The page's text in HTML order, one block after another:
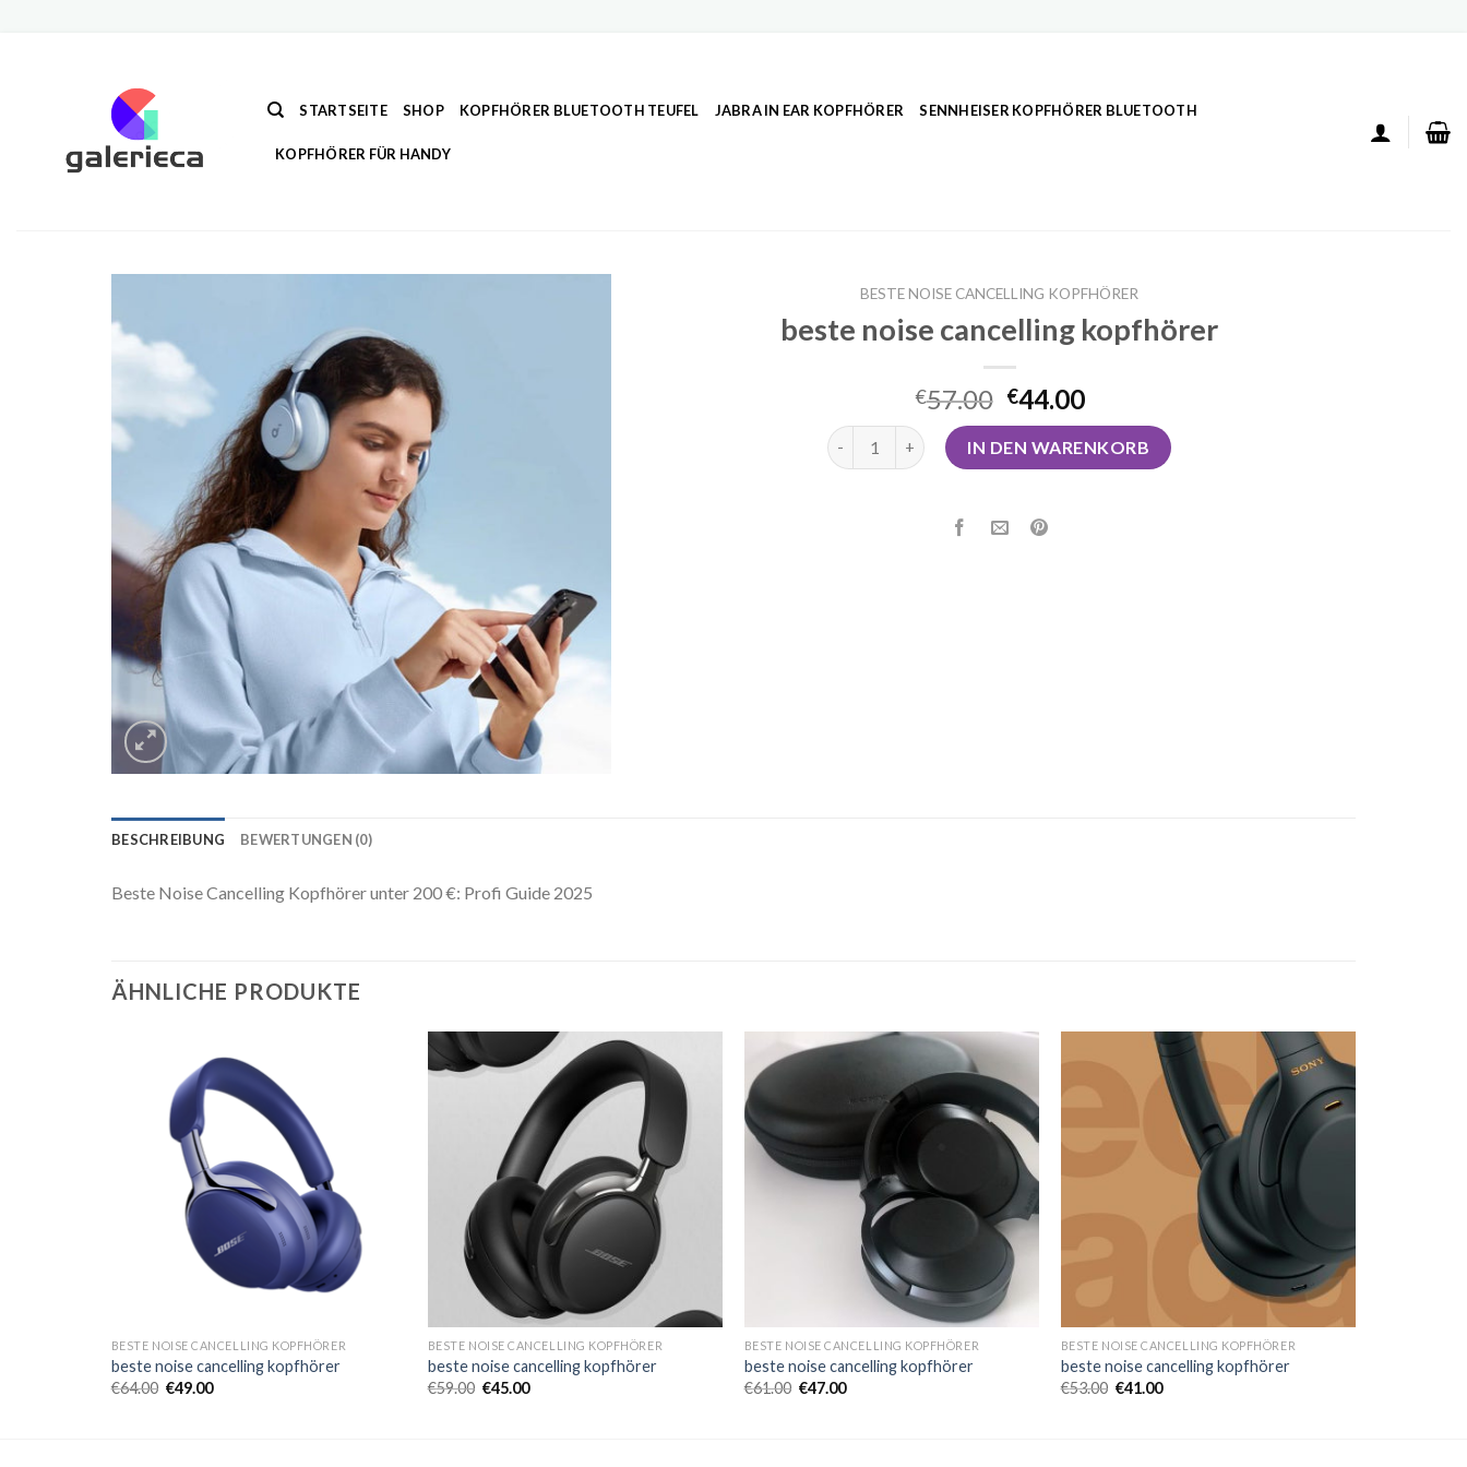
STARTSEITE SHOP KOPFHÖRER BLUETOOTH TEUFEL JABRA IN EAR KOPFHÖRER SENNHEISER KOPFHÖRER BLUETOOTH
KOPFHÖRER FÜR HANDY
BESTE NOISE CANCELLING KOPFHÖRER
beste noise cancelling kopfhörer
€57.00 €44.00
beste noise cancelling kopfhörer Menge
IN DEN WARENKORB
BESCHREIBUNG BEWERTUNGEN (0)
Beste Noise Cancelling Kopfhörer unter 200 €: Profi Guide 2025
ÄHNLICHE PRODUKTE
BESTE NOISE CANCELLING KOPFHÖRER
beste noise cancelling kopfhörer
€64.00 €49.00
BESTE NOISE CANCELLING KOPFHÖRER
beste noise cancelling kopfhörer
€59.00 €45.00
BESTE NOISE CANCELLING KOPFHÖRER
beste noise cancelling kopfhörer
€61.00 €47.00
BESTE NOISE CANCELLING KOPFHÖRER
beste noise cancelling kopfhörer
€53.00 €41.00